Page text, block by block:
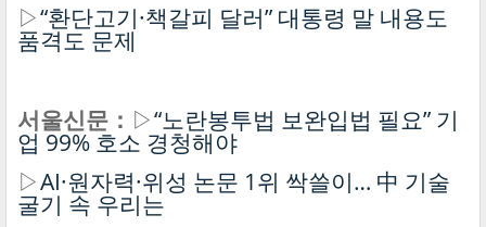
▷“환단고기·책갈피 달러” 대통령 말 내용도
품격도 문제
서울신문： ▷“노란봉투법 보완입법 필요” 기
업 99% 호소 경청해야
▷AI·원자력·위성 논문 1위 싹쓸이… 中 기술
굴기 속 우리는